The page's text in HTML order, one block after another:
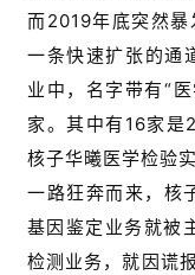
而2019年底突然暴
一条快速扩张的通
业中，名字带有“
家。其中有16家
核子华曦医学检验实
一路狂奔而来，核
基因鉴定业务就被
检测业务，就因谎